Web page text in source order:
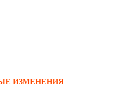
ИЗМЕНЕНИЯ